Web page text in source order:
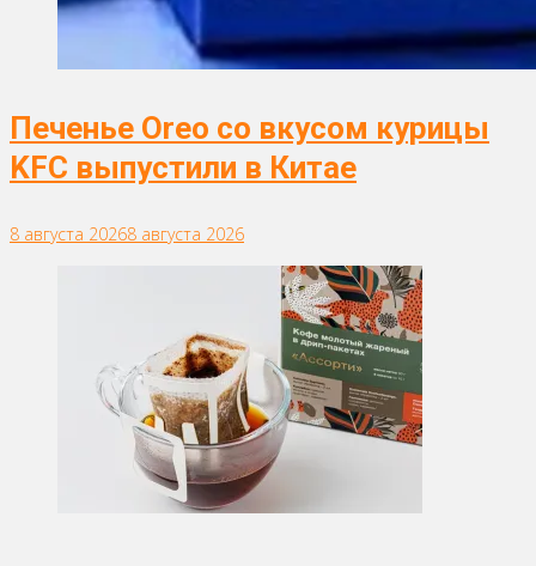
Печенье Oreo со вкусом курицы
KFC выпустили в Китае
8 августа 20268 августа 2026